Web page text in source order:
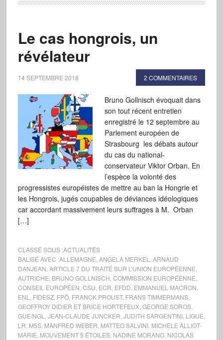
Le cas hongrois, un
révélateur
14 SEPTEMBRE 2018 2 COMMENTAIRES
Bruno Gollnisch évoquait dans
son tout récent entretien
enregistré le 12 septembre au
Parlement européen de
Strasbourg les débats autour
du cas du national-
conservateur Viktor Orban. En
l’espèce la volonté des
progressistes européistes de mettre au ban la Hongrie et
les Hongrois, jugés coupables de déviances idéologiques
car accordant massivement leurs suffrages à M. Orban
[…]
CLASSÉ SOUS :ACTUALITÉS
BALISÉ AVEC :ALLEMAGNE ANGELA MERKEL
ARNAUD
DANJEAN ARTICLE 7 DU TRAITÉ SUR L’UNION EUROPÉENNE
AUTRICHE BRUNO GOLLNISCH COMMISSION EUROPÉENNE
CONSEIL EUROPÉEN CSU ECR EFDD EMMANUEL MACRON
ENL
FIDESZ, FPÖ, FRANCK PROUST, FRANS TIMMERMANS,
GEOFFROY DIDIER ET BRICE HORTEFEUX, GEORGE SOROS,
GUE/NGL
JEAN-CLAUDE JUNCKER JUDITH SARGENTINI, LIGUE
LR M5S, MANFRED WEBER MATTEO SALVINI, MICHÈLE ALLIOT-
MARIE MOUVEMENT 5 ÉTOILES, NADINE MORANO, NICOLAS